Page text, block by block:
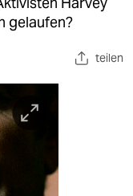
gelaufen?
teilen